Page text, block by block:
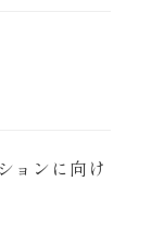
ョンに向け